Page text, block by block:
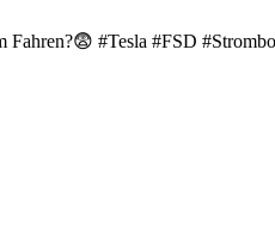
Fahren?😨 #Tesla #FSD